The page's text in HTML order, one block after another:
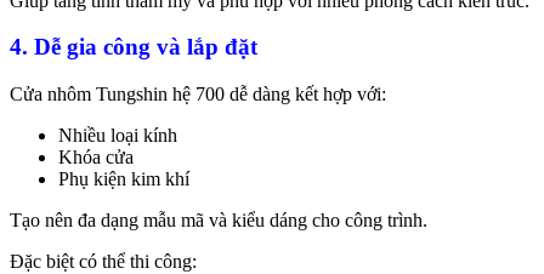
4. Dễ gia công và lắp đặt
Cửa nhôm Tungshin hệ 700 dễ dàng kết hợp với:
Nhiều loại kính
Khóa cửa
Phụ kiện kim khí
Tạo nên đa dạng mẫu mã và kiểu dáng cho công trình.
Đặc biệt có thể thi công: